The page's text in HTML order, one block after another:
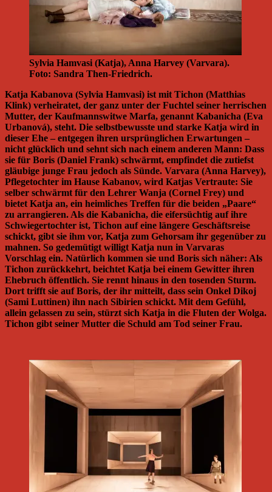
Sylvia Hamvasi (Katja), Anna Harvey (Varvara).
Foto: Sandra Then-Friedrich.
Katja Kabanova (Sylvia Hamvasi) ist mit Tichon (Matthias
Klink) verheiratet, der ganz unter der Fuchtel seiner herrischen
Mutter, der Kaufmannswitwe Marfa, genannt Kabanicha (Eva
Urbanová), steht. Die selbstbewusste und starke Katja wird in
dieser Ehe – entgegen ihren ursprünglichen Erwartungen –
nicht glücklich und sehnt sich nach einem anderen Mann: Dass
sie für Boris (Daniel Frank) schwärmt, empfindet die zutiefst
gläubige junge Frau jedoch als Sünde. Varvara (Anna Harvey),
Pflegetochter im Hause Kabanov, wird Katjas Vertraute: Sie
selber schwärmt für den Lehrer Wanja (Cornel Frey) und
bietet Katja an, ein heimliches Treffen für die beiden „Paare“
zu arrangieren. Als die Kabanicha, die eifersüchtig auf ihre
Schwiegertochter ist, Tichon auf eine längere Geschäftsreise
schickt, gibt sie ihm vor, Katja zum Gehorsam ihr gegenüber zu
mahnen. So gedemütigt willigt Katja nun in Varvaras
Vorschlag ein. Natürlich kommen sie und Boris sich näher: Als
Tichon zurückkehrt, beichtet Katja bei einem Gewitter ihren
Ehebruch öffentlich. Sie rennt hinaus in den tosenden Sturm.
Dort trifft sie auf Boris, der ihr mitteilt, dass sein Onkel Dikoj
(Sami Luttinen) ihn nach Sibirien schickt. Mit dem Gefühl,
allein gelassen zu sein, stürzt sich Katja in die Fluten der Wolga.
Tichon gibt seiner Mutter die Schuld am Tod seiner Frau.